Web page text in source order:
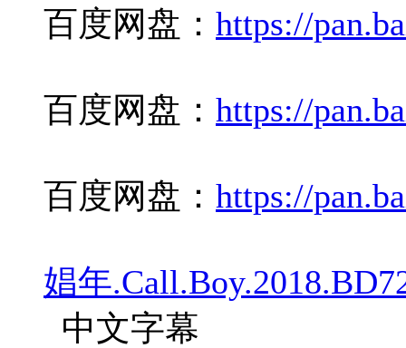
百度网盘： https://
百度网盘： https://
百度网盘： https://
娼年
中文字幕